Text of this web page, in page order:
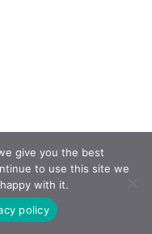
give you the best
to use this site we
with it.
policy